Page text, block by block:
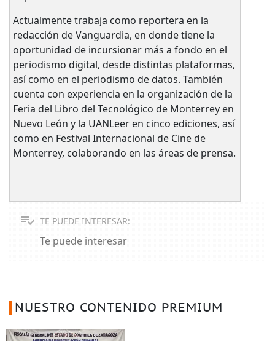
Actualmente trabaja como reportera en la
redacción de Vanguardia, en donde tiene la
oportunidad de incursionar más a fondo en el
periodismo digital, desde distintas plataformas,
así como en el periodismo de datos. También
cuenta con experiencia en la organización de la
Feria del Libro del Tecnológico de Monterrey en
Nuevo León y la UANLeer en cinco ediciones, así
como en Festival Internacional de Cine de
Monterrey, colaborando en las áreas de prensa.
TE PUEDE INTERESAR:
Te puede interesar
NUESTRO CONTENIDO PREMIUM